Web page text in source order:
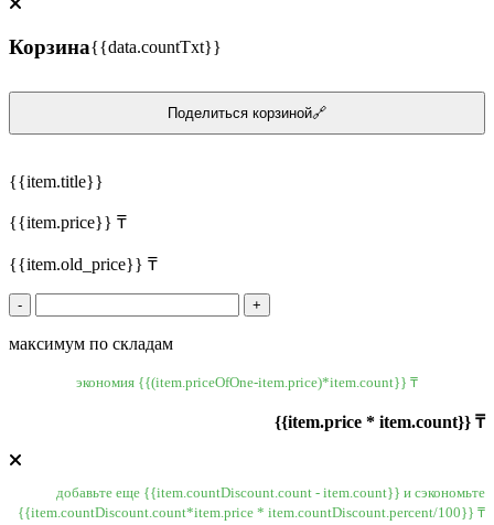
Корзина{{data.countTxt}}
Поделиться корзиной🔗
{{item.title}}
{{item.price}} ₸
{{item.old_price}} ₸
- +
максимум по складам
экономия {{(item.priceOfOne-item.price)*item.count}} ₸
{{item.price * item.count}} ₸
добавьте еще {{item.countDiscount.count - item.count}} и сэкономьте
{{item.countDiscount.count*item.price * item.countDiscount.percent/100}} ₸